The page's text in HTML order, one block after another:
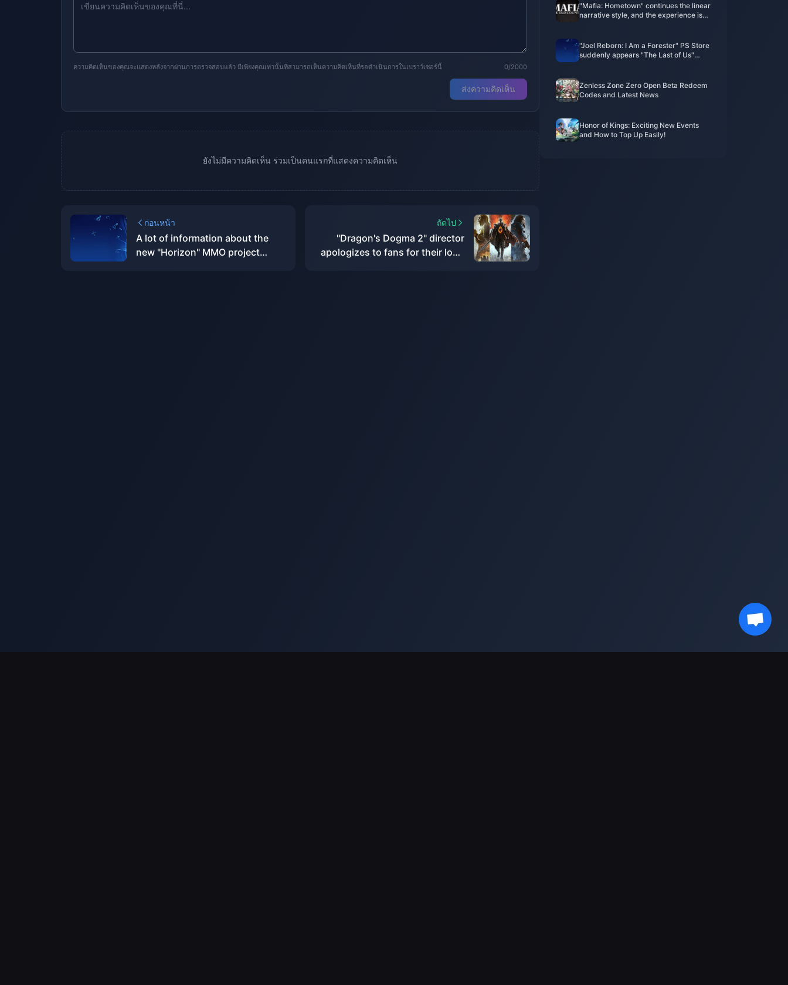
ความคิดเห็นของคุณจะแสดงหลังจากผ่านการตรวจสอบแล้ว มีเพียงคุณเท่านั้นที่สามารถเห็นความคิดเห็นที่รอดำเนินการในเบราว์เซอร์นี้ 0/2000
ส่งความคิดเห็น
ยังไม่มีความคิดเห็น ร่วมเป็นคนแรกที่แสดงความคิดเห็น
ก่อนหน้า
A lot of information about the
new "Horizon" MMO project
ถัดไป
"Dragon's Dogma 2" director
apologizes to fans for their long
"Mafia: Hometown" continues the linear
narrative style, and the experience is
"Joel Reborn: I Am a Forester" PS Store
suddenly appears "The Last of Us"
Zenless Zone Zero Open Beta Redeem
Codes and Latest News
Honor of Kings: Exciting New Events
and How to Top Up Easily!